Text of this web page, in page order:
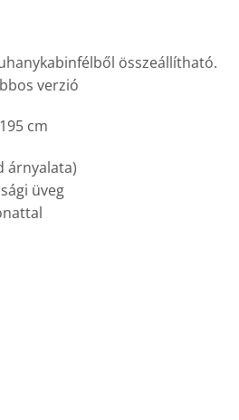
összeállítható.
verzió
cm
árnyalata)
üveg